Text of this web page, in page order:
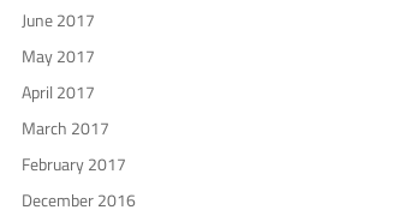
June 2017
May 2017
April 2017
March 2017
February 2017
December 2016